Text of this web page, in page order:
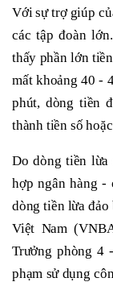
Với sự trợ giúp
các tập đoàn
thấy phần lớn
mất khoảng 40 -
phút, dòng tiền
thành tiền số
Do dòng tiền lừa
hợp ngân hàng -
dòng tiền lừa
Việt Nam
Trưởng phòng 4
phạm sử dụng